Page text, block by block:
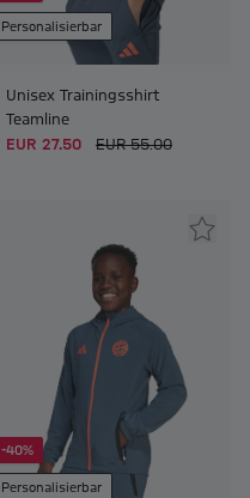
Personalisierbar
Unisex Trainingsshirt
Teamline
EUR 27.50
EUR 55.00
-40%
Personalisierbar